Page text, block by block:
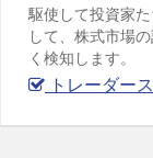
駆使して投資家
して、株式市場
く検知します。
トレーダー